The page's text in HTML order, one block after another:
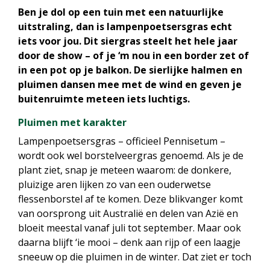
Ben je dol op een tuin met een natuurlijke
uitstraling, dan is lampenpoetsersgras echt
iets voor jou. Dit siergras steelt het hele jaar
door de show – of je ‘m nou in een border zet of
in een pot op je balkon. De sierlijke halmen en
pluimen dansen mee met de wind en geven je
buitenruimte meteen iets luchtigs.
Pluimen met karakter
Lampenpoetsersgras – officieel Pennisetum –
wordt ook wel borstelveergras genoemd. Als je de
plant ziet, snap je meteen waarom: de donkere,
pluizige aren lijken zo van een ouderwetse
flessenborstel af te komen. Deze blikvanger komt
van oorsprong uit Australië en delen van Azië en
bloeit meestal vanaf juli tot september. Maar ook
daarna blijft ‘ie mooi – denk aan rijp of een laagje
sneeuw op die pluimen in de winter. Dat ziet er toch